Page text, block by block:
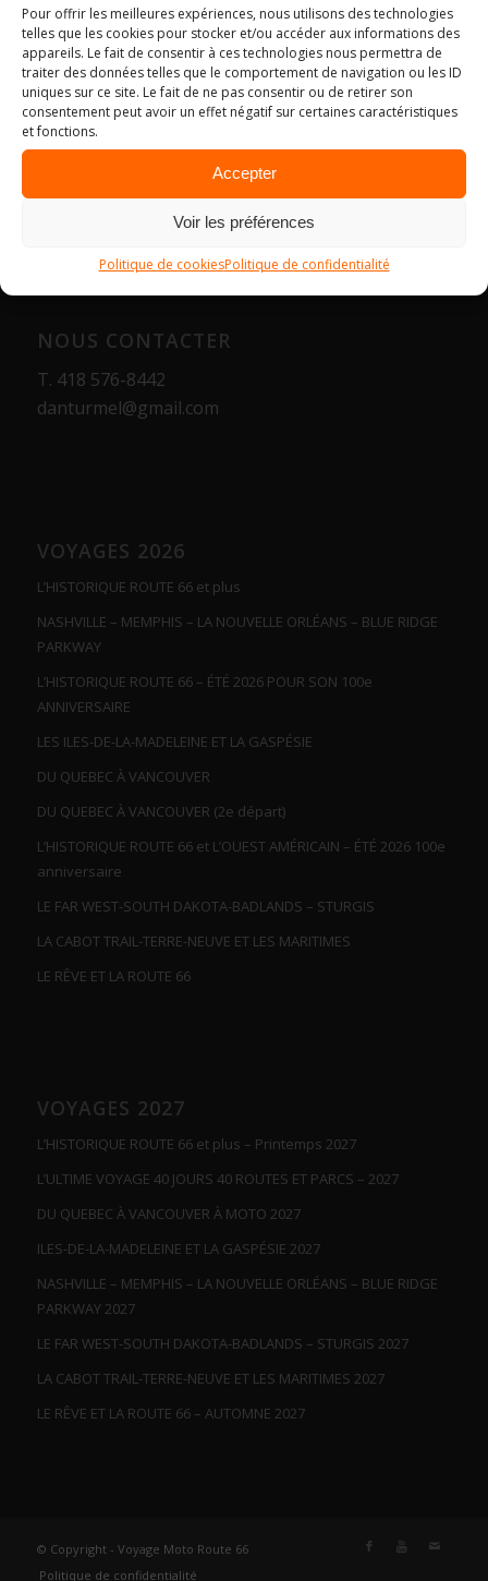
Pour offrir les meilleures expériences, nous utilisons des technologies
telles que les cookies pour stocker et/ou accéder aux informations des
appareils. Le fait de consentir à ces technologies nous permettra de
traiter des données telles que le comportement de navigation ou les ID
uniques sur ce site. Le fait de ne pas consentir ou de retirer son
consentement peut avoir un effet négatif sur certaines caractéristiques
et fonctions.
Accepter
Voir les préférences
Politique de cookiesPolitique de confidentialité
NOUS CONTACTER
T. 418 576-8442
danturmel@gmail.com
VOYAGES 2026
L’HISTORIQUE ROUTE 66 et plus
NASHVILLE – MEMPHIS – LA NOUVELLE ORLÉANS – BLUE RIDGE
PARKWAY
L’HISTORIQUE ROUTE 66 – ÉTÉ 2026 POUR SON 100e
ANNIVERSAIRE
LES ILES-DE-LA-MADELEINE ET LA GASPÉSIE
DU QUEBEC À VANCOUVER
DU QUEBEC À VANCOUVER (2e départ)
L’HISTORIQUE ROUTE 66 et L’OUEST AMÉRICAIN – ÉTÉ 2026 100e
anniversaire
LE FAR WEST-SOUTH DAKOTA-BADLANDS – STURGIS
LA CABOT TRAIL-TERRE-NEUVE ET LES MARITIMES
LE RÊVE ET LA ROUTE 66
VOYAGES 2027
L’HISTORIQUE ROUTE 66 et plus – Printemps 2027
L’ULTIME VOYAGE 40 JOURS 40 ROUTES ET PARCS – 2027
DU QUEBEC À VANCOUVER À MOTO 2027
ILES-DE-LA-MADELEINE ET LA GASPÉSIE 2027
NASHVILLE – MEMPHIS – LA NOUVELLE ORLÉANS – BLUE RIDGE
PARKWAY 2027
LE FAR WEST-SOUTH DAKOTA-BADLANDS – STURGIS 2027
LA CABOT TRAIL-TERRE-NEUVE ET LES MARITIMES 2027
LE RÊVE ET LA ROUTE 66 – AUTOMNE 2027
© Copyright - Voyage Moto Route 66
Politique de confidentialité